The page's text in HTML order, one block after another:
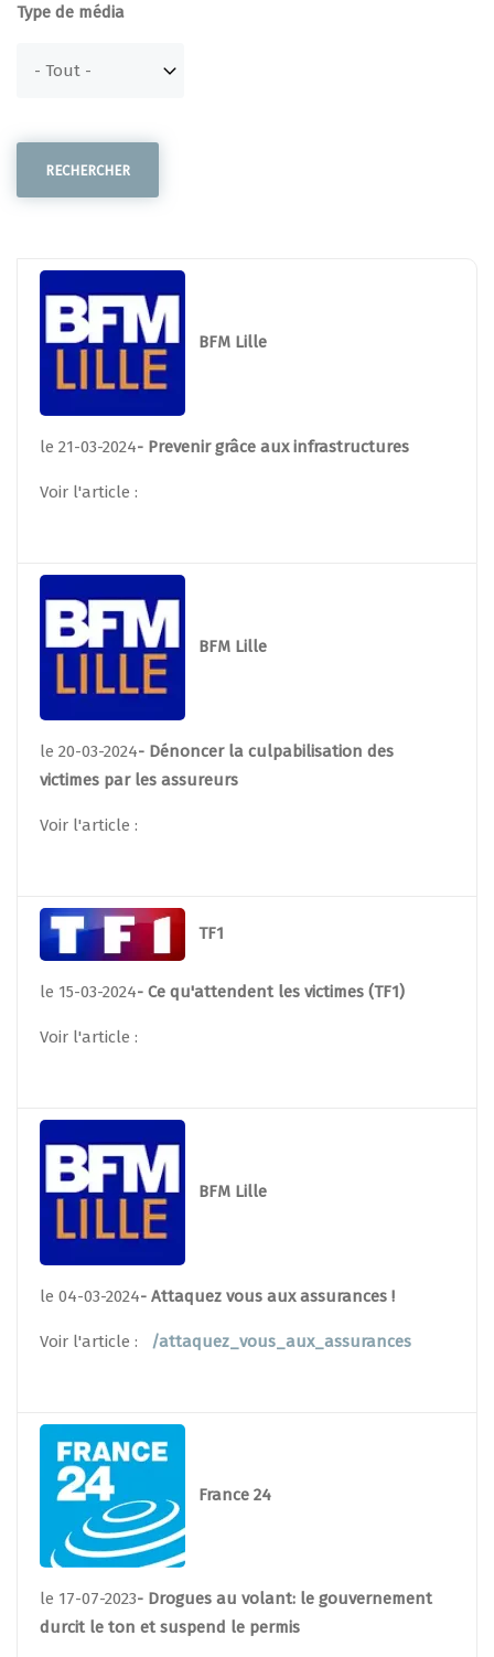
Type de média
BFM Lille
le 21-03-2024- Prevenir grâce aux infrastructures
Voir l'article :
BFM Lille
le 20-03-2024- Dénoncer la culpabilisation des
victimes par les assureurs
Voir l'article :
TF1
le 15-03-2024- Ce qu'attendent les victimes (TF1)
Voir l'article :
BFM Lille
le 04-03-2024- Attaquez vous aux assurances !
Voir l'article : /attaquez_vous_aux_assurances
France 24
le 17-07-2023- Drogues au volant: le gouvernement
durcit le ton et suspend le permis